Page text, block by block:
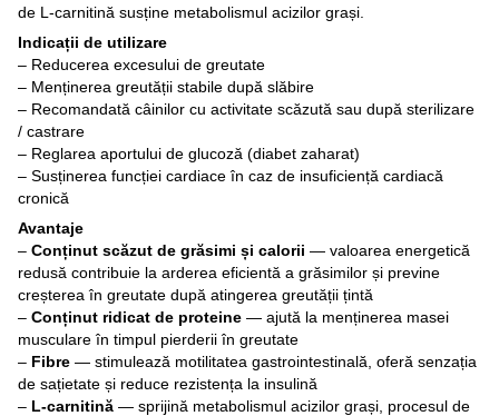
de L-carnitină susține metabolismul acizilor grași.
Indicații de utilizare
– Reducerea excesului de greutate
– Menținerea greutății stabile după slăbire
– Recomandată câinilor cu activitate scăzută sau după sterilizare
/ castrare
– Reglarea aportului de glucoză (diabet zaharat)
– Susținerea funcției cardiace în caz de insuficiență cardiacă
cronică
Avantaje
– Conținut scăzut de grăsimi și calorii — valoarea energetică
redusă contribuie la arderea eficientă a grăsimilor și previne
creșterea în greutate după atingerea greutății țintă
– Conținut ridicat de proteine — ajută la menținerea masei
musculare în timpul pierderii în greutate
– Fibre — stimulează motilitatea gastrointestinală, oferă senzația
de sațietate și reduce rezistența la insulină
– L-carnitină — sprijină metabolismul acizilor grași, procesul de